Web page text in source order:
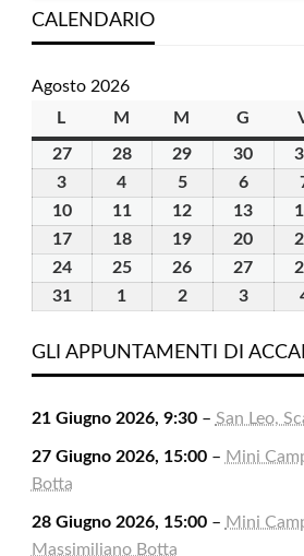
CALENDARIO
Agosto 2026
L
M martedì
M mercoledì
G giovedì
2727
Luglio
2026
2828
29 30
3
Agosto
2026
4
Agosto
2026
55
Agosto
2026
66
Agosto
2026
1010
Agosto
2026
1111
Agosto
2026
12
Agosto
13
1717
Agosto
1818
Agosto
19
Agosto
20
2424
Agosto
2525
Agosto
26
Agosto
27
3131
2026
1
2026
22
2026
33
2026
GLI APPUNTAMENTI DI
21 Giugno 2026, 9:30– San Leo,
27 Giugno 2026, 15:00– Mini
Botta
28 Giugno 2026, 15:00– Mini
Massimiliano Botta